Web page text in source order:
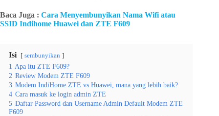
Baca Juga : Cara Menyembunyikan Nama Wifi atau
SSID Indihome Huawei dan ZTE F609
Isi sembunyikan
1 Apa itu ZTE F609?
2 Review Modem ZTE F609
3 Modem IndiHome ZTE vs Huawei, mana yang lebih baik?
4 Cara masuk ke login admin ZTE
5 Daftar Password dan Username Admin Default Modem ZTE
F609